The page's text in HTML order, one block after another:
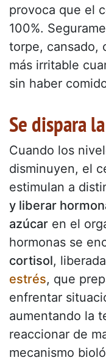
provoca que el
100%.
torpe, cansado,
más irritable
sin haber
Se dispara
Cuando los
disminuyen, el
estimulan a
y liberar
azúcar en el
hormonas se
cortisol,
estrés, que
enfrentar
aumentando la
reaccionar de
mecanismo